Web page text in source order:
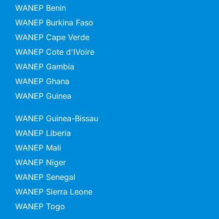
WANEP Benin
WANEP Burkina Faso
WANEP Cape Verde
WANEP Cote d'IVoire
WANEP Gambia
WANEP Ghana
WANEP Guinea
WANEP Guinea-Bissau
WANEP Liberia
WANEP Mali
WANEP Niger
WANEP Senegal
WANEP Sierra Leone
WANEP Togo